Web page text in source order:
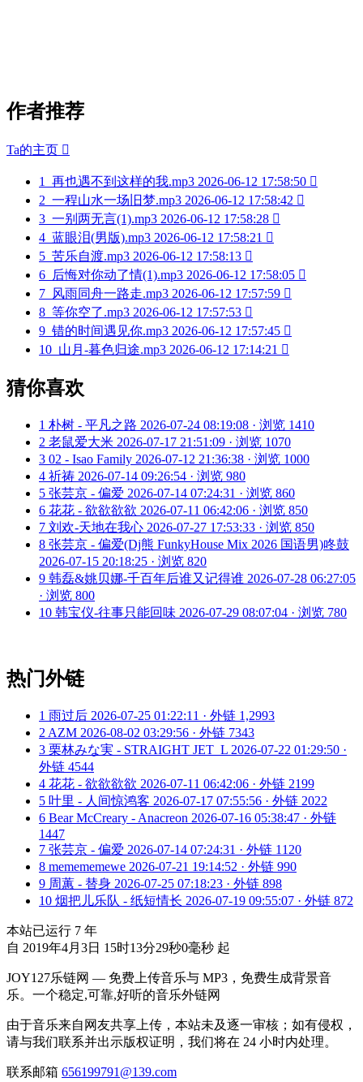
作者推荐
Ta的主页 
1 再也遇不到这样的我.mp3 2026-06-12 17:58:50 
2 一程山水一场旧梦.mp3 2026-06-12 17:58:42 
3 一别两无言(1).mp3 2026-06-12 17:58:28 
4 蓝眼泪(男版).mp3 2026-06-12 17:58:21 
5 苦乐自渡.mp3 2026-06-12 17:58:13 
6 后悔对你动了情(1).mp3 2026-06-12 17:58:05 
7 风雨同舟一路走.mp3 2026-06-12 17:57:59 
8 等你空了.mp3 2026-06-12 17:57:53 
9 错的时间遇见你.mp3 2026-06-12 17:57:45 
10 山月-暮色归途.mp3 2026-06-12 17:14:21 
猜你喜欢
1 朴树 - 平凡之路 2026-07-24 08:19:08 · 浏览 1410
2 老鼠爱大米 2026-07-17 21:51:09 · 浏览 1070
3 02 - Isao Family 2026-07-12 21:36:38 · 浏览 1000
4 祈祷 2026-07-14 09:26:54 · 浏览 980
5 张芸京 - 偏爱 2026-07-14 07:24:31 · 浏览 860
6 花花 - 欲欲欲欲 2026-07-11 06:42:06 · 浏览 850
7 刘欢-天地在我心 2026-07-27 17:53:33 · 浏览 850
8 张芸京 - 偏爱(Dj熊 FunkyHouse Mix 2026 国语男)咚鼓
2026-07-15 20:18:25 · 浏览 820
9 韩磊&姚贝娜-千百年后谁又记得谁 2026-07-28 06:27:05
· 浏览 800
10 韩宝仪-往事只能回味 2026-07-29 08:07:04 · 浏览 780
热门外链
1 雨过后 2026-07-25 01:22:11 · 外链 1,2993
2 AZM 2026-08-02 03:29:56 · 外链 7343
3 栗林みな実 - STRAIGHT JET_L 2026-07-22 01:29:50 ·
外链 4544
4 花花 - 欲欲欲欲 2026-07-11 06:42:06 · 外链 2199
5 叶里 - 人间惊鸿客 2026-07-17 07:55:56 · 外链 2022
6 Bear McCreary - Anacreon 2026-07-16 05:38:47 · 外链
1447
7 张芸京 - 偏爱 2026-07-14 07:24:31 · 外链 1120
8 memememewe 2026-07-21 19:14:52 · 外链 990
9 周蕙 - 替身 2026-07-25 07:18:23 · 外链 898
10 烟把儿乐队 - 纸短情长 2026-07-19 09:55:07 · 外链 872
本站已运行 7 年
自 2019年4月3日 15时13分29秒0毫秒 起
JOY127乐链网 — 免费上传音乐与 MP3，免费生成背景音
乐。一个稳定,可靠,好听的音乐外链网
由于音乐来自网友共享上传，本站未及逐一审核；如有侵权，
请与我们联系并出示版权证明，我们将在 24 小时内处理。
联系邮箱 656199791@139.com